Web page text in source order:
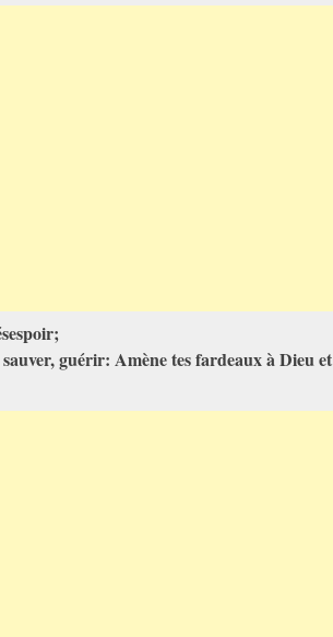
guérir: Amène tes fardeaux à Dieu et